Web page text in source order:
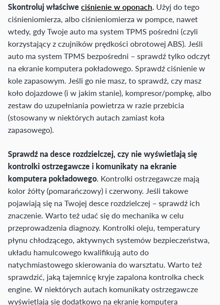
Skontroluj właściwe ciśnienie w oponach. Użyj do tego
ciśnieniomierza, albo ciśnieniomierza w pompce, nawet
wtedy, gdy Twoje auto ma system TPMS pośredni (czyli
korzystający z czujników prędkości obrotowej ABS). Jeśli
auto ma system TPMS bezpośredni – sprawdź tylko odczyt
na ekranie komputera pokładowego. Sprawdź ciśnienie w
kole zapasowym. Jeśli go nie masz, to sprawdź, czy masz
koło dojazdowe (i w jakim stanie), kompresor/pompkę, albo
zestaw do uzupełniania powietrza w razie przebicia
(stosowany w niektórych autach zamiast koła
zapasowego).
Sprawdź na desce rozdzielczej, czy nie wyświetlają się
kontrolki ostrzegawcze i komunikaty na ekranie
komputera pokładowego. Kontrolki ostrzegawcze mają
kolor żółty (pomarańczowy) i czerwony. Jeśli takowe
pojawiają się na Twojej desce rozdzielczej – sprawdź ich
znaczenie. Warto też udać się do mechanika w celu
przeprowadzenia diagnozy. Kontrolki oleju, temperatury
płynu chłodzącego, aktywnych systemów bezpieczeństwa,
układu hamulcowego kwalifikują auto do
natychmiastowego skierowania do warsztatu. Warto też
sprawdzić, jaką tajemnicę kryje zapalona kontrolka check
engine. W niektórych autach komunikaty ostrzegawcze
wyświetlają się dodatkowo na ekranie komputera